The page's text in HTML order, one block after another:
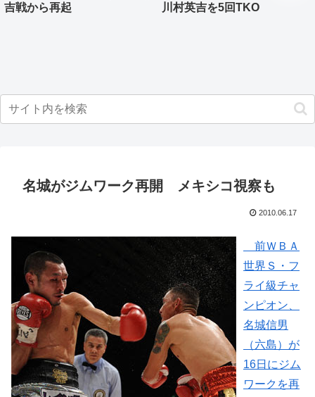
吉戦から再起
川村英吉を5回TKO
名城がジムワーク再開 メキシコ視察も
2010.06.17
前ＷＢＡ
世界Ｓ・フ
ライ級チャ
ンピオン、
名城信男
（六島）が
16日にジム
ワークを再